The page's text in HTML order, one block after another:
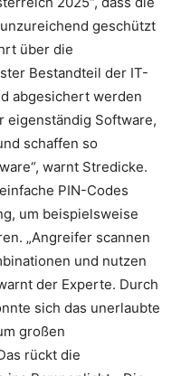
geschützt
über die
Bestandteil der IT-
abgesichert werden
eigenständig Software,
schaffen so
warnt Stredicke.
PIN-Codes
um beispielsweise
„Angreifer scannen
und nutzen
der Experte. Durch
sich das unerlaubte
großen
rückt die